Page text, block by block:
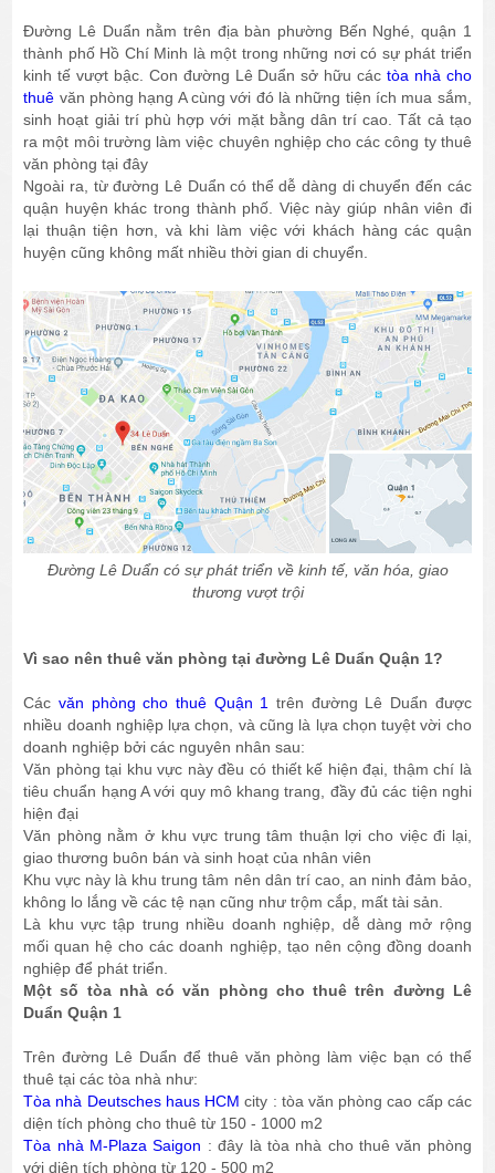
Đường Lê Duẩn nằm trên địa bàn phường Bến Nghé, quận 1
thành phố Hồ Chí Minh là một trong những nơi có sự phát triển
kinh tế vượt bậc. Con đường Lê Duẩn sở hữu cáctòa nhà cho
thuê văn phòng hạng A cùng với đó là những tiện ích mua sắm,
sinh hoạt giải trí phù hợp với mặt bằng dân trí cao. Tất cả tạo
ra một môi trường làm việc chuyên nghiệp cho các công ty thuê
văn phòng tại đây
Ngoài ra, từ đường Lê Duẩn có thể dễ dàng di chuyển đến các
quận huyện khác trong thành phố. Việc này giúp nhân viên đi
lại thuận tiện hơn, và khi làm việc với khách hàng các quận
huyện cũng không mất nhiều thời gian di chuyển.
Đường Lê Duẩn có sự phát triển về kinh tế, văn hóa, giao
thương vượt trội
Vì sao nên thuê văn phòng tại đường Lê Duẩn Quận 1?
Các văn phòng cho thuê Quận 1
trên đường Lê Duẩn được
nhiều doanh nghiệp lựa chọn, và cũng là lựa chọn tuyệt vời cho
doanh nghiệp bởi các nguyên nhân sau:
Văn phòng tại khu vực này đều có thiết kế hiện đại, thậm chí là
tiêu chuẩn hạng A với quy mô khang trang, đầy đủ các tiện nghi
hiện đại
Văn phòng nằm ở khu vực trung tâm thuận lợi cho việc đi lại,
giao thương buôn bán và sinh hoạt của nhân viên
Khu vực này là khu trung tâm nên dân trí cao, an ninh đảm bảo,
không lo lắng về các tệ nạn cũng như trộm cắp, mất tài sản.
Là khu vực tập trung nhiều doanh nghiệp, dễ dàng mở rộng
mối quan hệ cho các doanh nghiệp, tạo nên cộng đồng doanh
nghiệp để phát triển.
Một số tòa nhà có văn phòng cho thuê trên đường Lê
Duẩn Quận 1
Trên đường Lê Duẩn để thuê văn phòng làm việc bạn có thể
thuê tại các tòa nhà như:
Tòa nhà Deutsches haus HCM city : tòa văn phòng cao cấp các
diện tích phòng cho thuê từ 150 - 1000 m2
Tòa nhà M-Plaza Saigon : đây là tòa nhà cho thuê văn phòng
với diện tích phòng từ 120 - 500 m2